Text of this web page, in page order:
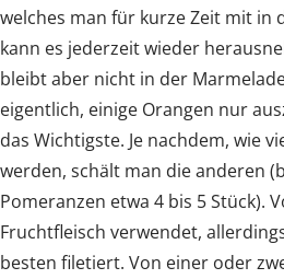
welches man für kurze Zeit mit in
kann es jederzeit wieder
bleibt aber nicht in der
eigentlich, einige Orangen nur
das Wichtigste. Je nachdem, wie
werden, schält man die anderen
Pomeranzen etwa 4 bis 5 Stück).
Fruchtfleisch verwendet,
besten filetiert. Von einer oder